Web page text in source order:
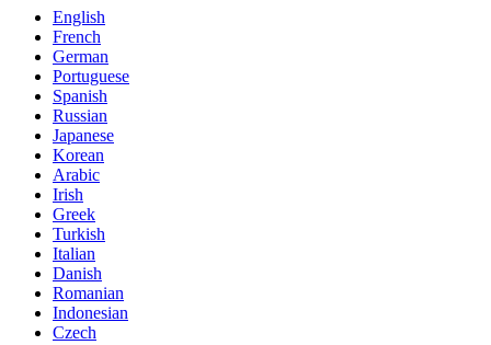
English
French
German
Portuguese
Spanish
Russian
Japanese
Korean
Arabic
Irish
Greek
Turkish
Italian
Danish
Romanian
Indonesian
Czech